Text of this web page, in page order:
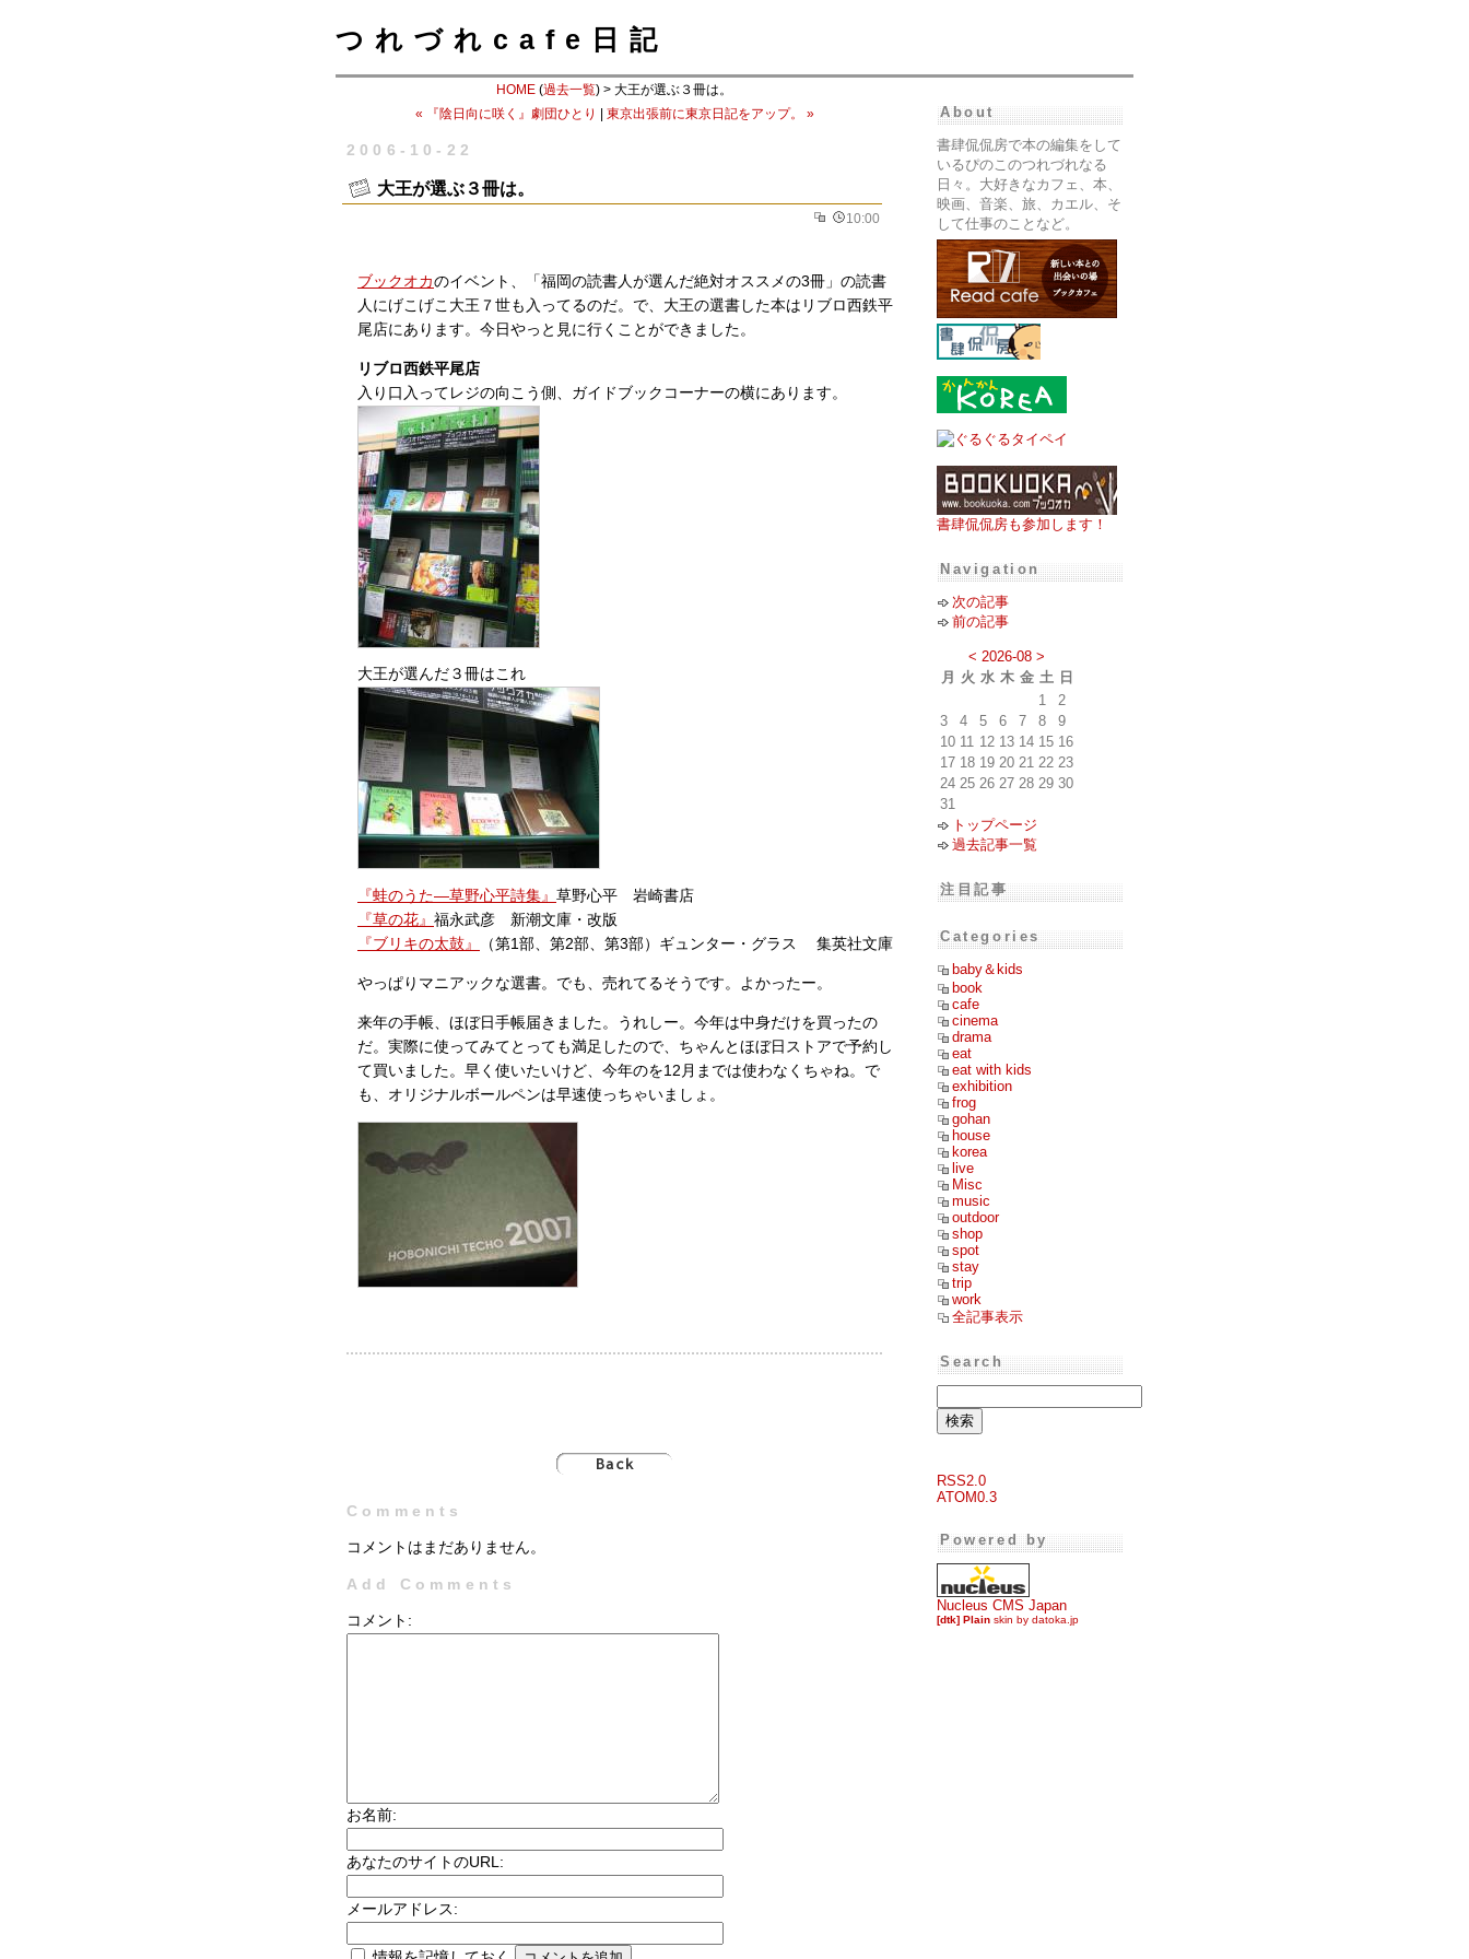
つれづれcafe日記
HOME (過去一覧) > 大王が選ぶ３冊は。
« 『陰日向に咲く』劇団ひとり
東京出張前に東京日記をアップ。 »
2006-10-22
大王が選ぶ３冊は。
10:00
ブックオカのイベント、「福岡の読書人が選んだ絶対オススメの3冊」の読書
人にげこげこ大王７世も入ってるのだ。で、大王の選書した本はリブロ西鉄平
尾店にあります。今日やっと見に行くことができました。
リブロ西鉄平尾店
入り口入ってレジの向こう側、ガイドブックコーナーの横にあります。
大王が選んだ３冊はこれ
『蛙のうた―草野心平詩集』 草野心平 岩崎書店
『草の花』 福永武彦 新潮文庫・改版
『ブリキの太鼓』
（第1部、第2部、第3部）ギュンター・グラス 集英社文庫
やっぱりマニアックな選書。でも、売れてるそうです。よかったー。
来年の手帳、ほぼ日手帳届きました。うれしー。今年は中身だけを買ったの
だ。実際に使ってみてとっても満足したので、ちゃんとほぼ日ストアで予約し
て買いました。早く使いたいけど、今年のを12月までは使わなくちゃね。で
も、オリジナルボールペンは早速使っちゃいましょ。
Comments
コメントはまだありません。
Add Comments
コメント:
お名前:
あなたのサイトのURL:
メールアドレス:
About
書肆侃侃房で本の編集をして
いるぴのこのつれづれなる
日々。大好きなカフェ、本、
映画、音楽、旅、カエル、そ
して仕事のことなど。
書肆侃侃房も参加します！
Navigation
次の記事
前の記事
< 2026-08 >
月
火 水 木 金 土 日
1
2
3
4 5 6 7 8
9
10 11 12 13 14 15 16
17 18 19 20 21 22 23
24 25 26 27 28 29 30
31
トップページ
過去記事一覧
注目記事
Categories
baby＆kids
book
cafe
cinema
drama
eat
eat with kids
exhibition
frog
gohan
house
korea
live
Misc
music
outdoor
shop
spot
stay
trip
work
全記事表示
Search
RSS2.0
ATOM0.3
Powered by
Nucleus CMS Japan
[dtk] Plain skin by datoka.jp